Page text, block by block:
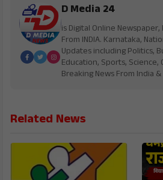
D Media 24
is Digital Online
From INDIA. Karnataka,
Updates including Politics,
Education, Sports,
Breaking News From India
Related News